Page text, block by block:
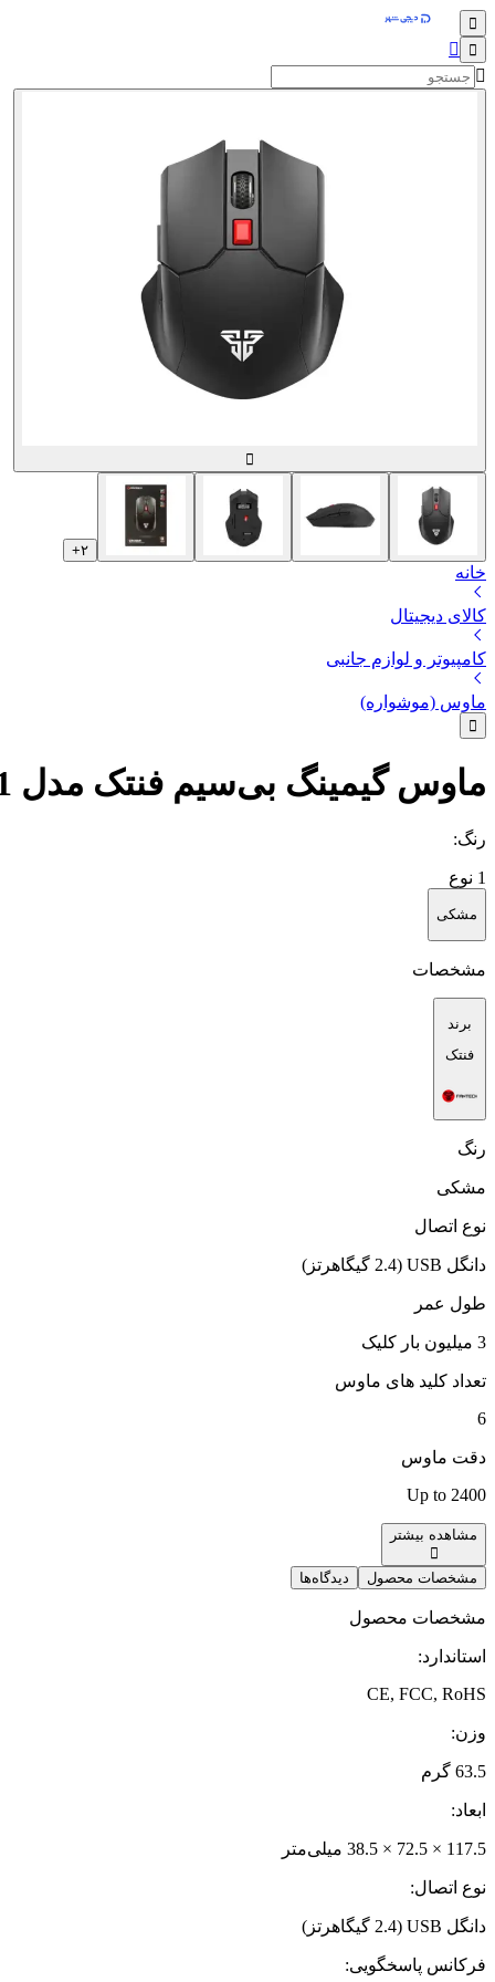
۲+
خانه
کالای دیجیتال
کامپیوتر و لوازم جانبی
ماوس (موشواره)
ماوس گیمینگ بی‌سیم فنتک مدل CRUISER WG11
رنگ:
1 نوع
مشکی
مشخصات
برند
فنتک
رنگ
مشکی
نوع اتصال
دانگل USB (2.4 گیگاهرتز)
طول عمر
3 میلیون بار کلیک
تعداد کلید های ماوس
6
دقت ماوس
Up to 2400
مشاهده بیشتر
مشخصات محصول دیدگاه‌ها
مشخصات محصول
استاندارد:
CE, FCC, RoHS
وزن:
63.5 گرم
ابعاد:
117.5 × 72.5 × 38.5 میلی‌متر
نوع اتصال:
دانگل USB (2.4 گیگاهرتز)
فرکانس پاسخگویی: